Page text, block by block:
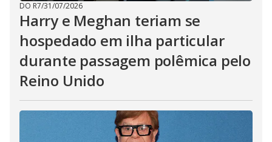
DO R7/31/07/2026
Harry e Meghan teriam se
hospedado em ilha particular
durante passagem polêmica pelo
Reino Unido